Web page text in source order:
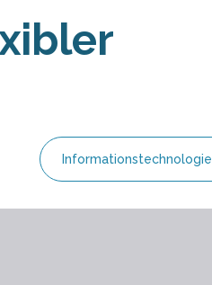
Informationstechnologie